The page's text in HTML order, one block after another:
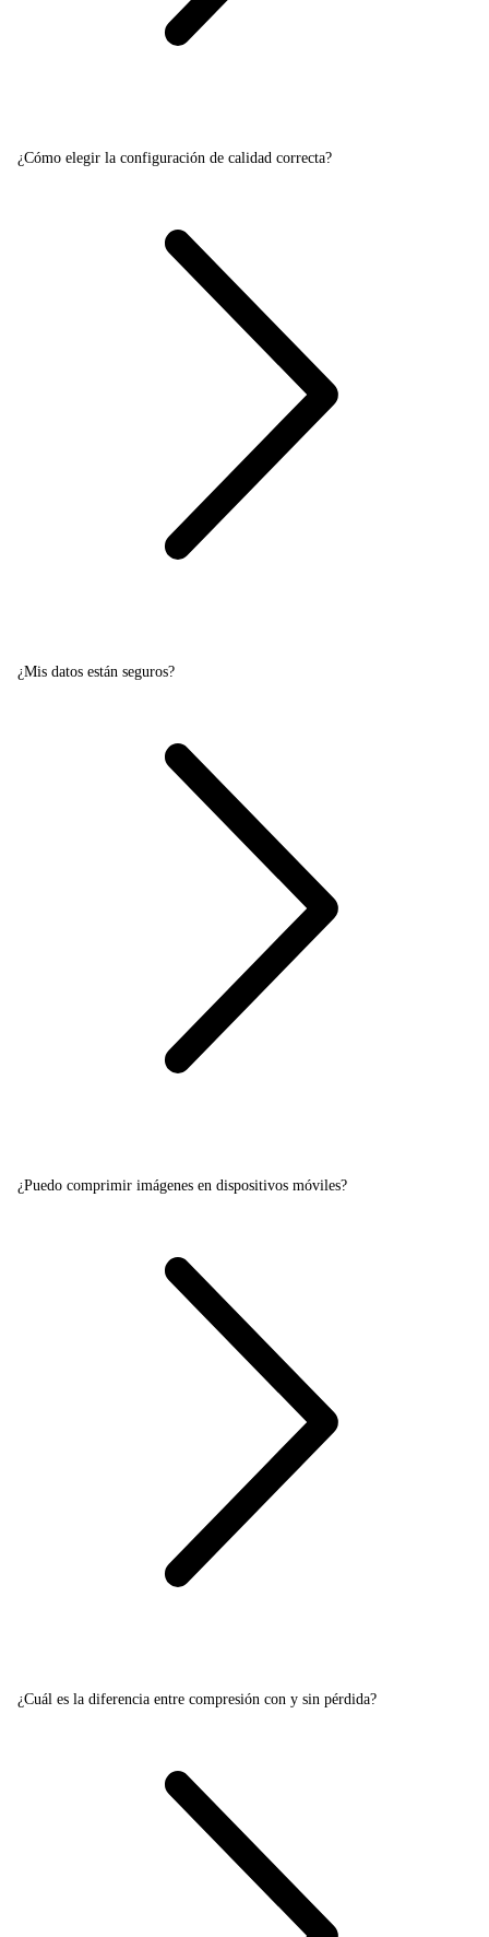
¿Cómo elegir la configuración de calidad correcta?
¿Mis datos están seguros?
¿Puedo comprimir imágenes en dispositivos móviles?
¿Cuál es la diferencia entre compresión con y sin pérdida?